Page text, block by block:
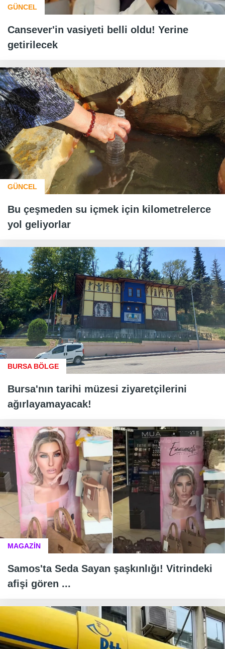
GÜNCEL
Cansever'in vasiyeti belli oldu! Yerine
getirilecek
GÜNCEL
Bu çeşmeden su içmek için kilometrelerce
yol geliyorlar
BURSA BÖLGE
Bursa'nın tarihi müzesi ziyaretçilerini
ağırlayamayacak!
MAGAZİN
Samos'ta Seda Sayan şaşkınlığı! Vitrindeki
afişi gören ...